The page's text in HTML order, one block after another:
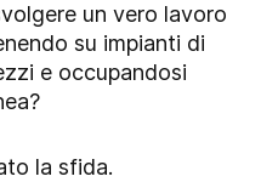
un vero lavoro
su impianti di
e occupandosi
la sfida.